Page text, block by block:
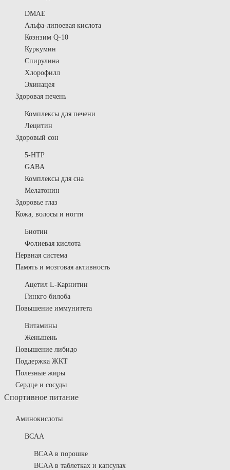
DMAE
Альфа-липоевая кислота
Коэнзим Q-10
Куркумин
Спирулина
Хлорофилл
Эхинацея
Здоровая печень
Комплексы для печени
Лецитин
Здоровый сон
5-HTP
GABA
Комплексы для сна
Мелатонин
Здоровье глаз
Кожа, волосы и ногти
Биотин
Фолиевая кислота
Нервная система
Память и мозговая активность
Ацетил L-Карнитин
Гинкго билоба
Повышение иммунитета
Витамины
Женьшень
Повышение либидо
Поддержка ЖКТ
Полезные жиры
Сердце и сосуды
Спортивное питание
Аминокислоты
BCAA
BCAA в порошке
BCAA в таблетках и капсулах